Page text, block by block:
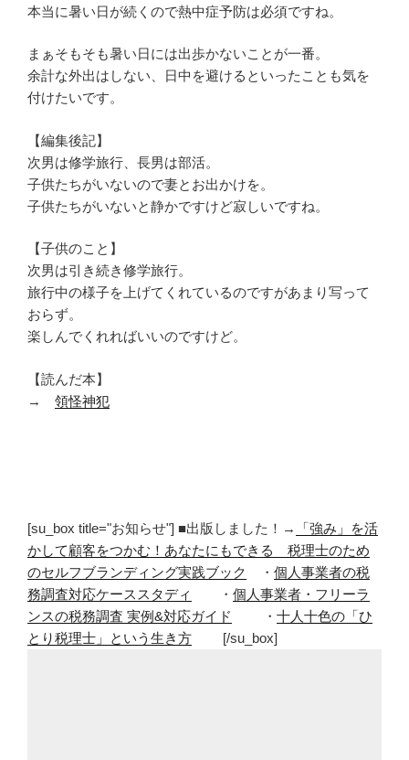
本当に暑い日が続くので熱中症予防は必須ですね。
まぁそもそも暑い日には出歩かないことが一番。
余計な外出はしない、日中を避けるといったことも気を
付けたいです。
【編集後記】
次男は修学旅行、長男は部活。
子供たちがいないので妻とお出かけを。
子供たちがいないと静かですけど寂しいですね。
【子供のこと】
次男は引き続き修学旅行。
旅行中の様子を上げてくれているのですがあまり写って
おらず。
楽しんでくれればいいのですけど。
【読んだ本】
→ 領怪神犯
[su_box title="お知らせ"] ■出版しました！→
「強み」を活
かして顧客をつかむ！あなたにもできる 税理士のため
のセルフブランディング実践ブック
・ 個人事業者の税
務調査対応ケーススタディ
・ 個人事業者・フリーラ
ンスの税務調査 実例&対応ガイド
・ 十人十色の「ひ
とり税理士」という生き方 [/su_box]